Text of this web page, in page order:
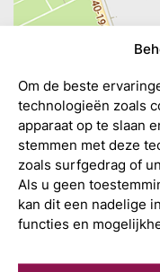
Om de beste
technologieën zoals
apparaat op te slaan
stemmen met deze
zoals surfgedrag of
Als u geen
kan dit een nadelige
functies en